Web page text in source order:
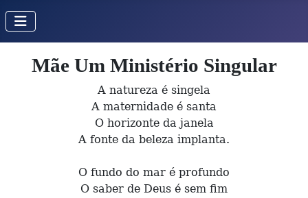
Mãe Um Ministério Singular
A natureza é singela
A maternidade é santa
O horizonte da janela
A fonte da beleza implanta.
O fundo do mar é profundo
O saber de Deus é sem fim